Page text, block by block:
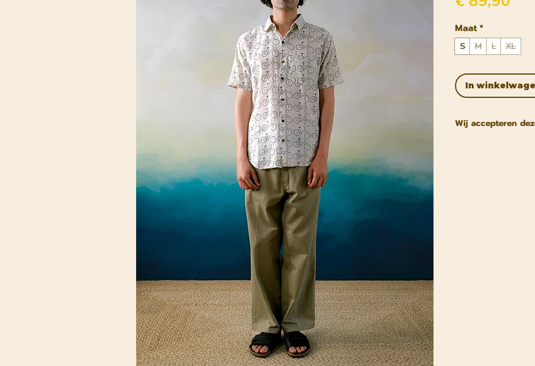
Maat*
S M L XL
In
Wij accepteren